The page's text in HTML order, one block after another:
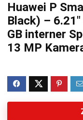
Huawei P
Black) –
GB interner
13 MP